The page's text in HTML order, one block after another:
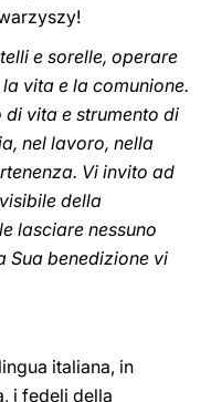
e sorelle, operare
vita e la comunione.
di vita e strumento di
nel lavoro, nella
Vi invito ad
della
lasciare nessuno
Sua benedizione vi
italiana, in
i fedeli della